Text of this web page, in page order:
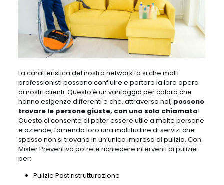
La caratteristica del nostro network fa si che molti
professionisti possano confluire e portare la loro opera
ai nostri clienti. Questo è un vantaggio per coloro che
hanno esigenze differenti e che, attraverso noi, possono
trovare le persone giuste, con una sola chiamata!
Questo ci consente di poter essere utile a molte persone
e aziende, fornendo loro una moltitudine di servizi che
spesso non si trovano in un’unica impresa di pulizia. Con
Mister Preventivo potrete richiedere interventi di pulizie
per:
Pulizie Post ristrutturazione